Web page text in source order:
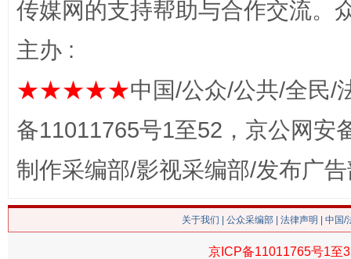
站台名比不上好声名
漫山遍野的桃花与雪山、麦地、白藏房 除
传媒网的支持帮助与合作交流。
主办 :
★★★★★中国/公众/公共/全民/
备11011765号1至52，京公网安
制作采编部/影视采编部/发布广
关于我们 公众采编部 法律声明 | 中国
京ICP备11011765号1至